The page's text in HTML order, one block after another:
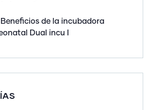
de la incubadora
Dual incu I